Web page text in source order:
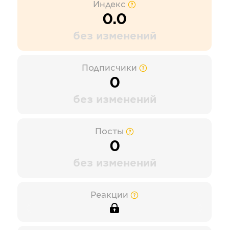
Индекс
0.0
без изменений
Подписчики
0
без изменений
Посты
0
без изменений
Реакции